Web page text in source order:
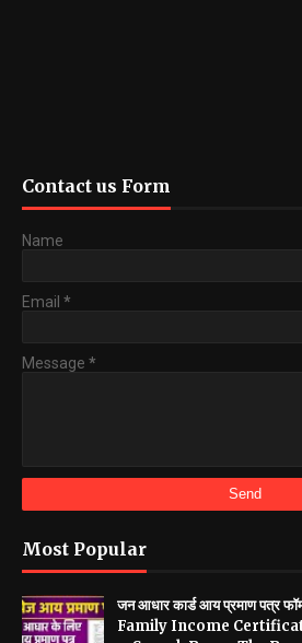
Contact us Form
Name
Email *
Message *
Most Popular
जन आधार कार्ड आय प्रमाण पत्र
Family Income